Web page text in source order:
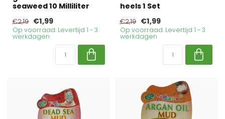
seaweed 10 Milliliter
€2,19 €1,99
Op voorraad. Levertijd 1 - 3
werkdagen
heels 1 Set
€2,19 €1,99
Op voorraad. Levertijd 1 - 3
werkdagen